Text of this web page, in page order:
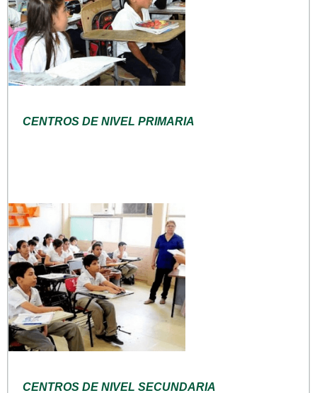
CENTROS DE NIVEL PRIMARIA
CENTROS DE NIVEL SECUNDARIA